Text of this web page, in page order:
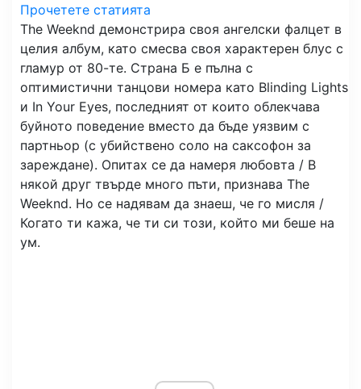
Прочетете статията
The Weeknd демонстрира своя ангелски фалцет в
целия албум, като смесва своя характерен блус с
гламур от 80-те. Страна Б е пълна с
оптимистични танцови номера като Blinding Lights
и In Your Eyes, последният от които облекчава
буйното поведение вместо да бъде уязвим с
партньор (с убийствено соло на саксофон за
зареждане). Опитах се да намеря любовта / В
някой друг твърде много пъти, признава The
Weeknd. Но се надявам да знаеш, че го мисля /
Когато ти кажа, че ти си този, който ми беше на
ум.